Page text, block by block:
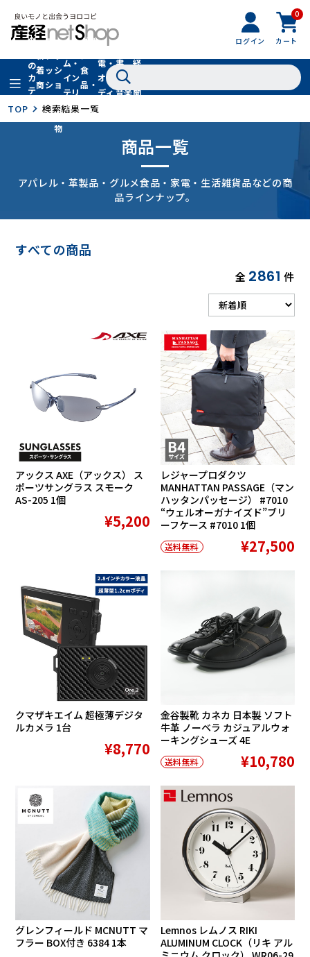
ログイン
0
カート
全
の
カ
テ
リ
着
商
品
フ
ッ
シ
ョ
ン
フ
ァ
シ
ョ
ン
小
物
ム・
イン
テリ
ア
グル
食
品・
ドリ
ンク
家
電・
オー
ディ
オ
書
籍・
音楽
経
聞
TOP 検索結果一覧
商品一覧
アパレル・革製品・グルメ食品・家電・生活雑貨品などの商
品ラインナップ。
すべての商品
全 2861 件
アックス AXE（アックス） ス
ポーツサングラス スモーク
AS-205 1個
¥5,200
レジャープロダクツ
MANHATTAN PASSAGE（マン
ハッタンパッセージ） #7010
“ウェルオーガナイズド”ブリ
ーフケース #7010 1個
送料無料 ¥27,500
クマザキエイム 超極薄デジタ
ルカメラ 1台
¥8,770
金谷製靴 カネカ 日本製 ソフト
牛革 ノーベラ カジュアルウォ
ーキングシューズ 4E
送料無料 ¥10,780
グレンフィールド MCNUTT マ
フラー BOX付き 6384 1本
Lemnos レムノス RIKI
ALUMINUM CLOCK（リキ アル